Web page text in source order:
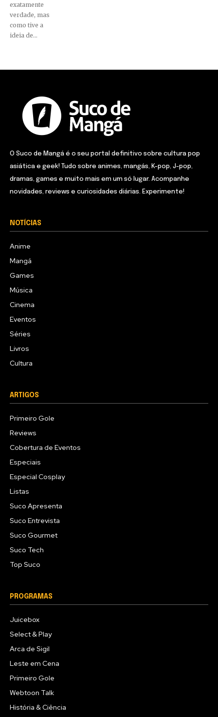
exatamente
verdade, mas
como tive a
ideia de...
O Suco de Mangá é o seu portal definitivo sobre cultura pop
asiática e geek! Tudo sobre animes, mangás, K-pop, J-pop,
dramas, games e muito mais em um só lugar. Acompanhe
novidades, reviews e curiosidades diárias. Experimente!
NOTÍCIAS
Anime
Mangá
Games
Música
Cinema
Eventos
Séries
Livros
Cultura
ARTIGOS
Primeiro Gole
Reviews
Cobertura de Eventos
Especiais
Especial Cosplay
Listas
Suco Apresenta
Suco Entrevista
Suco Gourmet
Suco Tech
Top Suco
PROGRAMAS
Juicebox
Select & Play
Arca de Sigil
Leste em Cena
Primeiro Gole
Webtoon Talk
História & Ciência